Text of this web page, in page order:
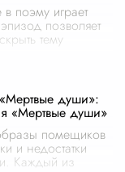
поэму играет
позволяет
тему
души»:
«Мертвые души»
помещиков
и недостатки
Каждый из